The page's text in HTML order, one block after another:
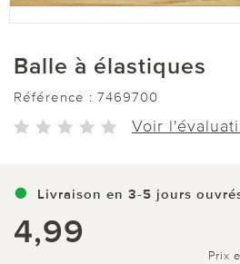
Balle à élastiques
Référence : 7469700
Voir
Livraison en 3-5 jours
4,99
Prix